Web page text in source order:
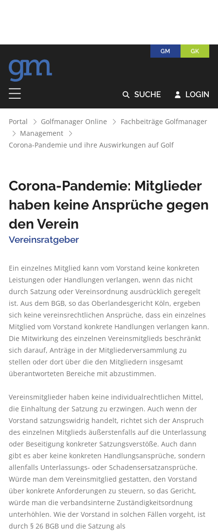
GM GK
 SUCHE  LOGIN
Portal Golfmanager Online
Fachbeiträge Golfmanager
Management
Corona-Pandemie und ihre Auswirkungen auf Golf
Corona-Pandemie: Mitglieder
haben keine ­Ansprüche gegen
den Verein
Vereinsratgeber
Ein einzelnes Mitglied kann vom Vorstand keine konkreten
Leistungen oder Handlungen verlangen, wenn das nicht
durch Satzung oder Vereinsordnung ausdrücklich geregelt
ist. Aus dem BGB, so das Oberlandesgericht Köln, ergeben
sich keine vereinsrechtlichen Ansprüche, dass ein einzelnes
Mitglied vom Vorstand konkrete Handlungen verlangen kann.
Die Mitwirkung des einzelnen Vereinsmitglieds beschränkt
sich darauf, Anträge in der Mitgliederversammlung zu
stellen oder dort über die den Mitgliedern insgesamt
überantworteten Bereiche mit abzustimmen.
Vereinsmitglieder haben keine individualrechtlichen Mittel,
die Einhaltung der Satzung zu erzwingen. Auch wenn der
Vorstand satzungswidrig handelt, richtet sich der Anspruch
des einzelnen Mitglieds äußerstenfalls auf die Unterlassung
oder Beseitigung konkreter Satzungsverstöße. Auch dann
gibt es aber keine konkreten Handlungsansprüche, sondern
allenfalls Unterlassungs- oder Schadensersatzansprüche.
Würde man dem Vereinsmitglied gestatten, den Vorstand
über konkrete Anforderungen zu steuern, so das Gericht,
würde man die verbandsinterne Zuständigkeitsordnung
unterhöhlen. Wie der Vorstand in solchen Fällen vorgeht, ist
durch § 26 BGB und die Satzung als